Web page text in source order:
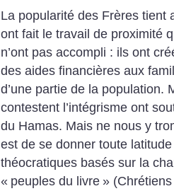
La popularité des Frères tient
ont fait le travail de proximité
n’ont pas accompli : ils ont
des aides financières aux
d’une partie de la population.
contestent l’intégrisme ont
du Hamas. Mais ne nous y
est de se donner toute
théocratiques basés sur la
« peuples du livre »